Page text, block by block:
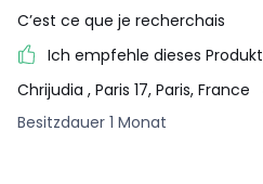
C’est ce que je recherchais
Ich empfehle dieses Produkt
Chrijudia , Paris 17, Paris, France
Besitzdauer 1 Monat